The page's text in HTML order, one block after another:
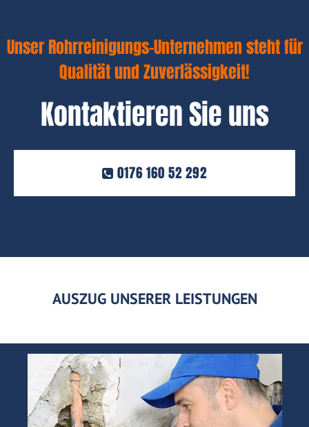
Unser Rohrreinigungs-Unternehmen steht für
Qualität und Zuverlässigkeit!
Kontaktieren Sie uns
0176 160 52 292
AUSZUG UNSERER LEISTUNGEN